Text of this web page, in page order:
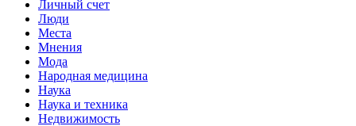
Личный счет
Люди
Места
Мнения
Мода
Народная медицина
Наука
Наука и техника
Недвижимость